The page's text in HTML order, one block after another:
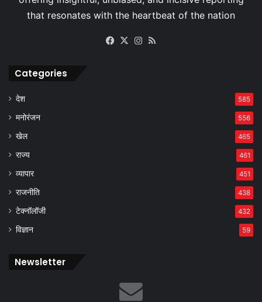
Facebook
X Instagram
Categories
देश 585
मनोरंजन 556
खेल 465
राज्य 461
व्यापार 451
राजनीति 438
टेक्नॉलॉजी 432
विज्ञान 59
Newsletter